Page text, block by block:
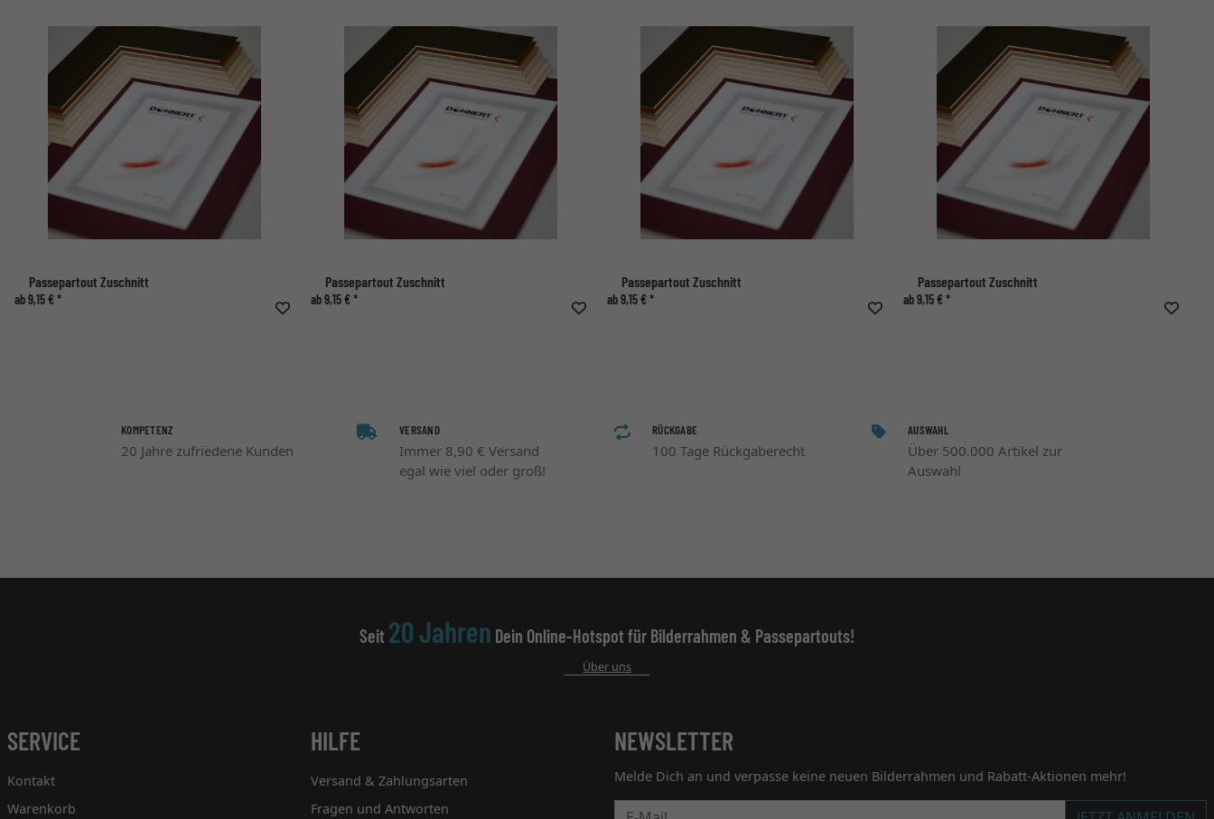
Passepartout Zuschnitt
ab 9,15 € *
Passepartout Zuschnitt
ab 9,15 € *
Passepartout Zuschnitt
ab 9,15 € *
Passepartout Zuschnitt
ab 9,15 € *
KOMPETENZ
20 Jahre zufriedene Kunden
VERSAND
Immer 8,90 € Versand
egal wie viel oder groß!
RÜCKGABE
100 Tage Rückgaberecht
AUSWAHL
Über 500.000 Artikel zur
Auswahl
Seit 20 Jahren Dein Online-Hotspot für Bilderrahmen & Passepartouts!
Über uns
SERVICE
Kontakt
Warenkorb
HILFE
Versand & Zahlungsarten
Fragen und Antworten
NEWSLETTER
Melde Dich an und verpasse keine neuen Bilderrahmen und Rabatt-Aktionen mehr!
Newsletter